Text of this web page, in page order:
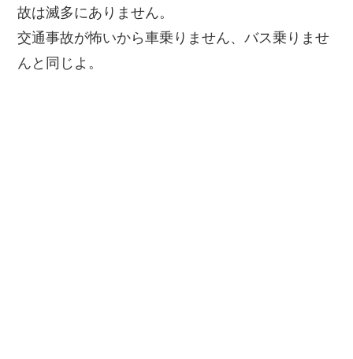
故は滅多にありません。
交通事故が怖いから車乗りません、バス乗りませ
んと同じよ。